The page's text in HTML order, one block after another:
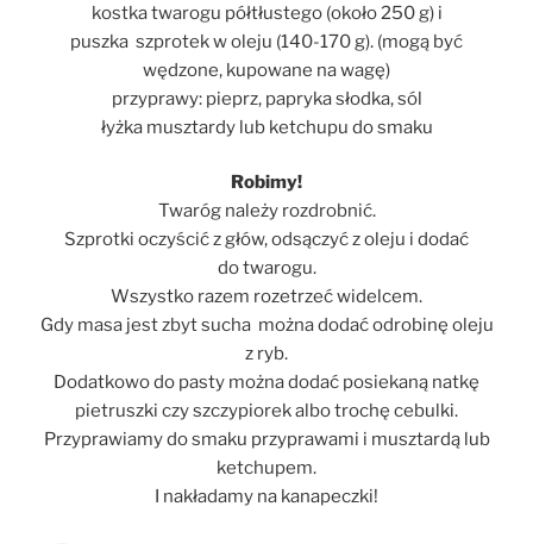
kostka twarogu półtłustego (około 250 g) i
puszka szprotek w oleju (140-170 g). (mogą być
wędzone, kupowane na wagę)
przyprawy: pieprz, papryka słodka, sól
łyżka musztardy lub ketchupu do smaku
Robimy!
Twaróg należy rozdrobnić.
Szprotki oczyścić z głów, odsączyć z oleju i dodać
do twarogu.
Wszystko razem rozetrzeć widelcem.
Gdy masa jest zbyt sucha można dodać odrobinę oleju
z ryb.
Dodatkowo do pasty można dodać posiekaną natkę
pietruszki czy szczypiorek albo trochę cebulki.
Przyprawiamy do smaku przyprawami i musztardą lub
ketchupem.
I nakładamy na kanapeczki!